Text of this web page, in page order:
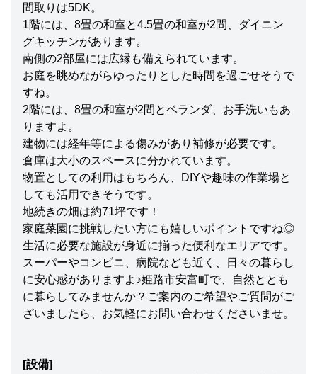
間取りは5DK。
1階には、8畳の和室と4.5畳の和室が2間、ダイニン
グキッチンがあります。
南側の2部屋には広縁も備えられています。
お庭を眺めながらゆったりとした時間を過ごせそうで
すね。
2階には、8畳の和室が2間とベランダ、お手洗いもあ
りますよ。
建物には経年等による傷みがあり補修が必要です。
倉庫は大小のスペースに分かれています。
物置としての利用はもちろん、DIYや趣味の作業場と
しても活用できそうです。
地続きの畑は約71坪です！
家庭菜園に挑戦したい方にも嬉しいポイントですね◎
生活に必要な施設が身近に揃った便利なエリアです。
スーパーやコンビニ、病院なども近く、日々の暮らし
に安心感がありますよ♪姫路市安富町で、自然ととも
に暮らしてみませんか？ご案内のご希望やご質問がご
ざいましたら、お気軽にお問い合わせくださいませ。
[設備]